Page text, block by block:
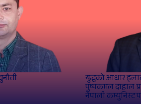
युद्धको आधार
पुष्पकमल दाहाल
नेपाली कम्युनिस्ट